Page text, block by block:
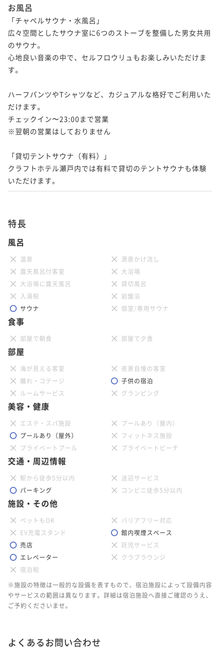
お風呂
「チャペルサウナ・水風呂」
広々空間としたサウナ室に6つのストーブを整備した男女共用
のサウナ。
心地良い音楽の中で、セルフロウリュもお楽しみいただけま
す。
ハーフパンツやTシャツなど、カジュアルな格好でご利用いた
だけます。
チェックイン〜23:00まで営業
※翌朝の営業はしておりません
「貸切テントサウナ（有料）」
クラフトホテル瀬戸内では有料で貸切のテントサウナも体験
いただけます。
特長
風呂
温泉
源泉かけ流し
露天風呂付客室
大浴場
大浴場に露天風呂
貸切風呂
入湯税
岩盤浴
サウナ
個室/専用サウナ
食事
部屋で朝食 部屋で夕食
部屋
海が見える客室
夜景自慢の客室
離れ・コテージ
子供の宿泊
ルームサービス
グランピング
美容・健康
エステ・スパ施設
プールあり（屋内）
プールあり（屋外）
フィットネス施設
プライベートプール
プライベートビーチ
交通・周辺情報
駅から徒歩5分以内
送迎サービス
パーキング
コンビニ徒歩5分以内
施設・その他
ペットもOK
バリアフリー対応
EV充電スタンド
館内喫煙スペース
売店
託児サービス
エレベーター
クラブラウンジ
宿泊税
※施設の特徴は一般的な設備を表すもので、宿泊施設によって設備内容
やサービスの範囲は異なります。詳細は宿泊施設へ直接ご確認のうえ、
ご予約くださいませ。
よくあるお問い合わせ